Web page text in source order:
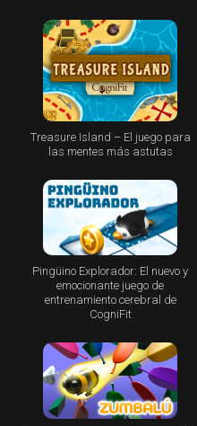
Treasure Island – El juego para
las mentes más astutas
Pingüino Explorador: El nuevo y
emocionante juego de
entrenamiento cerebral de
CogniFit